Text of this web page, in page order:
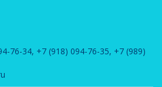
76-34, +7 (918) 094-76-35, +7 (989)